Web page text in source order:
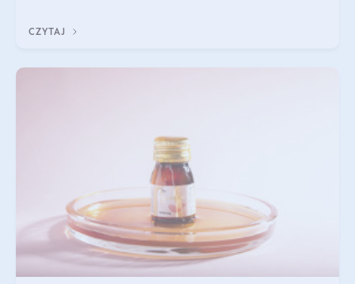
CZYTAJ